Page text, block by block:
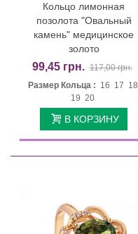
Кольцо лимонная
позолота "Овальный
камень" медицинское
золото
99,45 грн. 117,00 грн.
Размер Кольца : 16 17 18
19 20
В КОРЗИНУ